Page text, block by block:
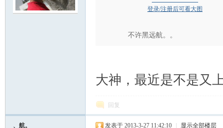
登录/注册后可看大图
不许黑远航。。
大神，最近是不是又
回复
、航。 发表于 2013-3-27 11:42:10 显示全部楼层